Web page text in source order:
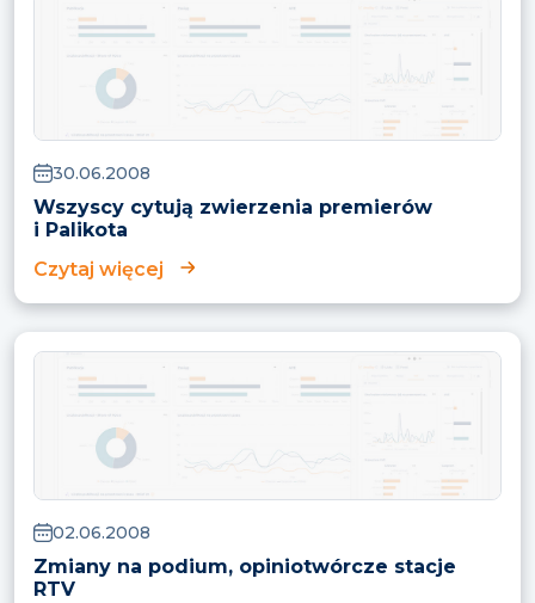
30.06.2008
Wszyscy cytują zwierzenia premierów
i Palikota
Czytaj więcej
02.06.2008
Zmiany na podium, opiniotwórcze stacje
RTV